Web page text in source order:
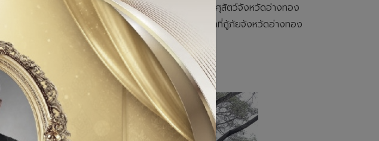
าโมก เมื่อวันที่ 9 กุมภาพันธ์ 2569 เจ้าหน้าที่สำนักงานปศุสัตว์จังหวัดอ่างทอง
อง เจ้าหน้าที่สำนักงานปศุสัตว์อำเภอป่าโมก และเจ้าหน้าที่กู้ภัยจังหวัดอ่างทอง
ได้นำลวดหนามออกและทำการรักษาให้ยาฆ่าเชื้อ